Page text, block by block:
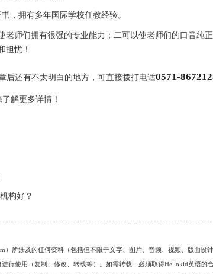
拥有多年国际学校任教经验。
师们拥有很强的专业能力；二可以使老师们的口音纯
担忧！
后还有不太明白的地方，可直接拨打电话0571-
了解更多详情！
构好？
）所涉及的任何资料（包括但不限于文字、图片、音频、视频、版面设
行使用（复制、修改、转载等）。如需转载，必须取得Hellokid英语的